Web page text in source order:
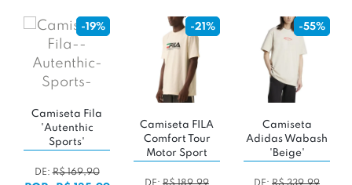
-19%
Camiseta Fila
'Autenthic
Sports'
DE:R$ 169,90
-21%
Camiseta FILA
Comfort Tour
Motor Sport
-55%
Camiseta
Adidas Wabash
'Beige'